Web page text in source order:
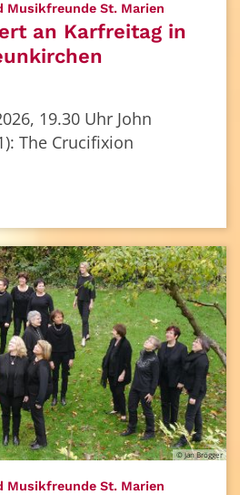
Musikfreunde St. Marien
an Karfreitag in
19.30 Uhr John
The Crucifixion
© Jan Brögger
Musikfreunde St. Marien